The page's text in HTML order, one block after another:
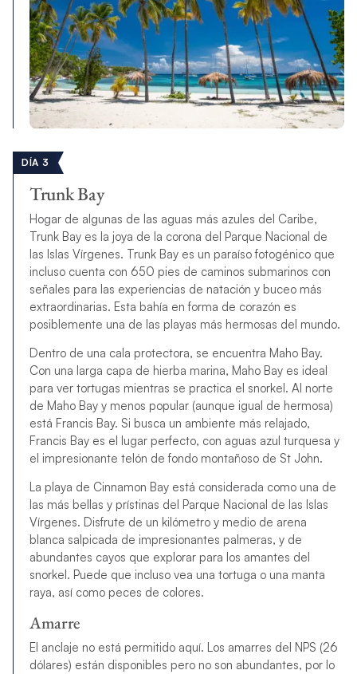
DÍA 3
Trunk Bay
Hogar de algunas de las aguas más azules del Caribe,
Trunk Bay es la joya de la corona del Parque Nacional de
las Islas Vírgenes. Trunk Bay es un paraíso fotogénico que
incluso cuenta con 650 pies de caminos submarinos con
señales para las experiencias de natación y buceo más
extraordinarias. Esta bahía en forma de corazón es
posiblemente una de las playas más hermosas del mundo.
Dentro de una cala protectora, se encuentra Maho Bay.
Con una larga capa de hierba marina, Maho Bay es ideal
para ver tortugas mientras se practica el snorkel. Al norte
de Maho Bay y menos popular (aunque igual de hermosa)
está Francis Bay. Si busca un ambiente más relajado,
Francis Bay es el lugar perfecto, con aguas azul turquesa y
el impresionante telón de fondo montañoso de St John.
La playa de Cinnamon Bay está considerada como una de
las más bellas y prístinas del Parque Nacional de las Islas
Vírgenes. Disfrute de un kilómetro y medio de arena
blanca salpicada de impresionantes palmeras, y de
abundantes cayos que explorar para los amantes del
snorkel. Puede que incluso vea una tortuga o una manta
raya, así como peces de colores.
Amarre
El anclaje no está permitido aquí. Los amarres del NPS (26
dólares) están disponibles pero no son abundantes, por lo